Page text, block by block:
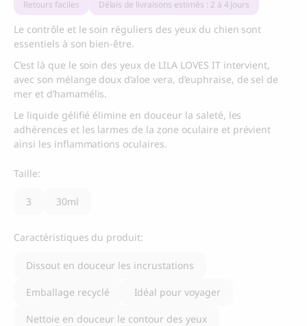
Retours faciles Délais de livraisons estimés : 2 à 4 jours
Le contrôle et le soin réguliers des yeux du chien sont
essentiels à son bien-être.
C’est là que le soin des yeux de LILA LOVES IT intervient,
avec son mélange doux d’aloe vera, d’euphraise, de sel de
mer et d’hamamélis.
Le liquide gélifié élimine en douceur la saleté, les
adhérences et les larmes de la zone oculaire et prévient
ainsi les inflammations oculaires.
Taille:
3 30ml
Caractéristiques du produit:
Dissout en douceur les incrustations
Emballage recyclé Idéal pour voyager
Nettoie en douceur le contour des yeux